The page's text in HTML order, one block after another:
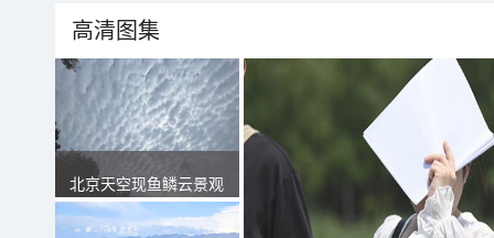
高清图集
北京天空现鱼鳞云景观